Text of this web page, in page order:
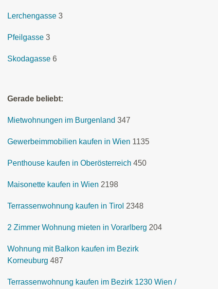
Lerchengasse 3
Pfeilgasse 3
Skodagasse 6
Gerade beliebt:
Mietwohnungen im Burgenland 347
Gewerbeimmobilien kaufen in Wien 1135
Penthouse kaufen in Oberösterreich 450
Maisonette kaufen in Wien 2198
Terrassenwohnung kaufen in Tirol 2348
2 Zimmer Wohnung mieten in Vorarlberg 204
Wohnung mit Balkon kaufen im Bezirk
Korneuburg 487
Terrassenwohnung kaufen im Bezirk 1230 Wien /